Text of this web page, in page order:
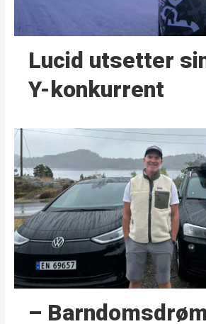
Lucid utsetter
Y-konkurrent
–